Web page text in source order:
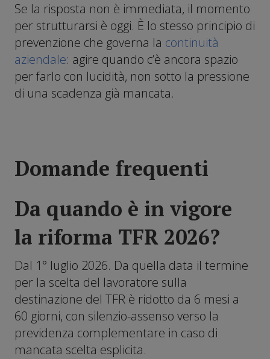
Se la risposta non è immediata, il momento
per strutturarsi è oggi. È lo stesso principio di
prevenzione che governa la continuità
aziendale: agire quando c’è ancora spazio
per farlo con lucidità, non sotto la pressione
di una scadenza già mancata.
Domande frequenti
Da quando è in vigore
la riforma TFR 2026?
Dal 1° luglio 2026. Da quella data il termine
per la scelta del lavoratore sulla
destinazione del TFR è ridotto da 6 mesi a
60 giorni, con silenzio-assenso verso la
previdenza complementare in caso di
mancata scelta esplicita.